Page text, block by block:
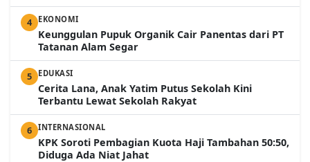
4 EKONOMI
Keunggulan Pupuk Organik Cair Panentas dari PT
Tatanan Alam Segar
5 EDUKASI
Cerita Lana, Anak Yatim Putus Sekolah Kini
Terbantu Lewat Sekolah Rakyat
6 INTERNASIONAL
KPK Soroti Pembagian Kuota Haji Tambahan 50:50,
Diduga Ada Niat Jahat